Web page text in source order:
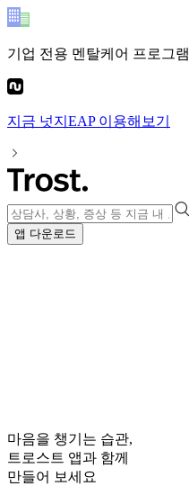
기업 전용 멘탈케어 프로그램
지금 넛지EAP이용해보기
앱 다운로드
마음을 챙기는 습관,
트로스트 앱과 함께
만들어 보세요